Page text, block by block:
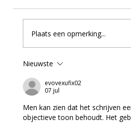
Plaats een opmerking...
Nieuwste
evovexufix02
07 jul
Men kan zien dat het schrijven
objectieve toon behoudt. Het